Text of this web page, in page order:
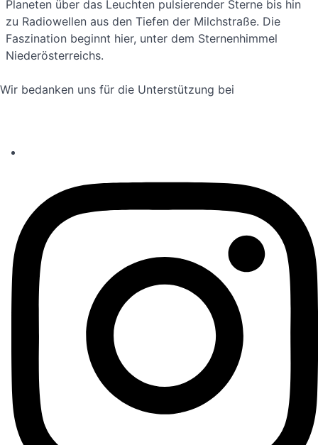
Planeten über das Leuchten pulsierender Sterne bis hin
zu Radiowellen aus den Tiefen der Milchstraße. Die
Faszination beginnt hier, unter dem Sternenhimmel
Niederösterreichs.
Wir bedanken uns für die Unterstützung bei